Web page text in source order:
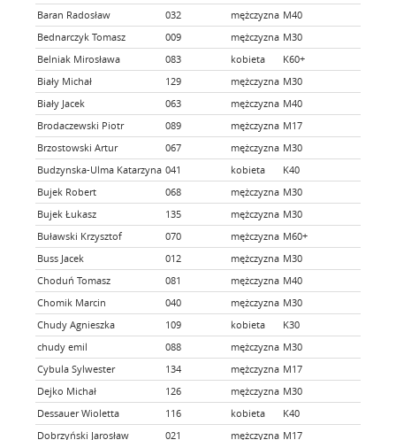
Baran Radosław
032 mężczyzna M40
Bednarczyk Tomasz
009 mężczyzna M30
Belniak Mirosława
083 kobieta
K60+
Biały Michał
129 mężczyzna M30
Biały Jacek
063 mężczyzna M40
Brodaczewski Piotr
089 mężczyzna M17
Brzostowski Artur
067 mężczyzna M30
Budzynska-Ulma Katarzyna 041 kobieta
K40
Bujek Robert
068 mężczyzna M30
Bujek Łukasz
135 mężczyzna M30
Buławski Krzysztof
070 mężczyzna M60+
Buss Jacek
012 mężczyzna M30
Choduń Tomasz
081 mężczyzna M40
Chomik Marcin
040 mężczyzna M30
Chudy Agnieszka
109 kobieta K30
chudy emil
088 mężczyzna M30
Cybula Sylwester
134 mężczyzna M17
Dejko Michał
126 mężczyzna M30
Dessauer Wioletta
116 kobieta
K40
Dobrzyński Jarosław
021 mężczyzna M17